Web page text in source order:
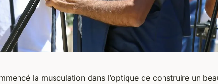
la musculation dans l’optique de construire un